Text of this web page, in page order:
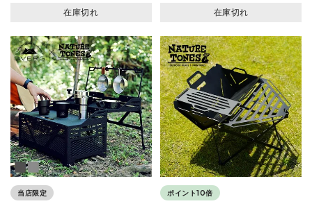
在庫切れ 在庫切れ
当店限定 ポイント10倍